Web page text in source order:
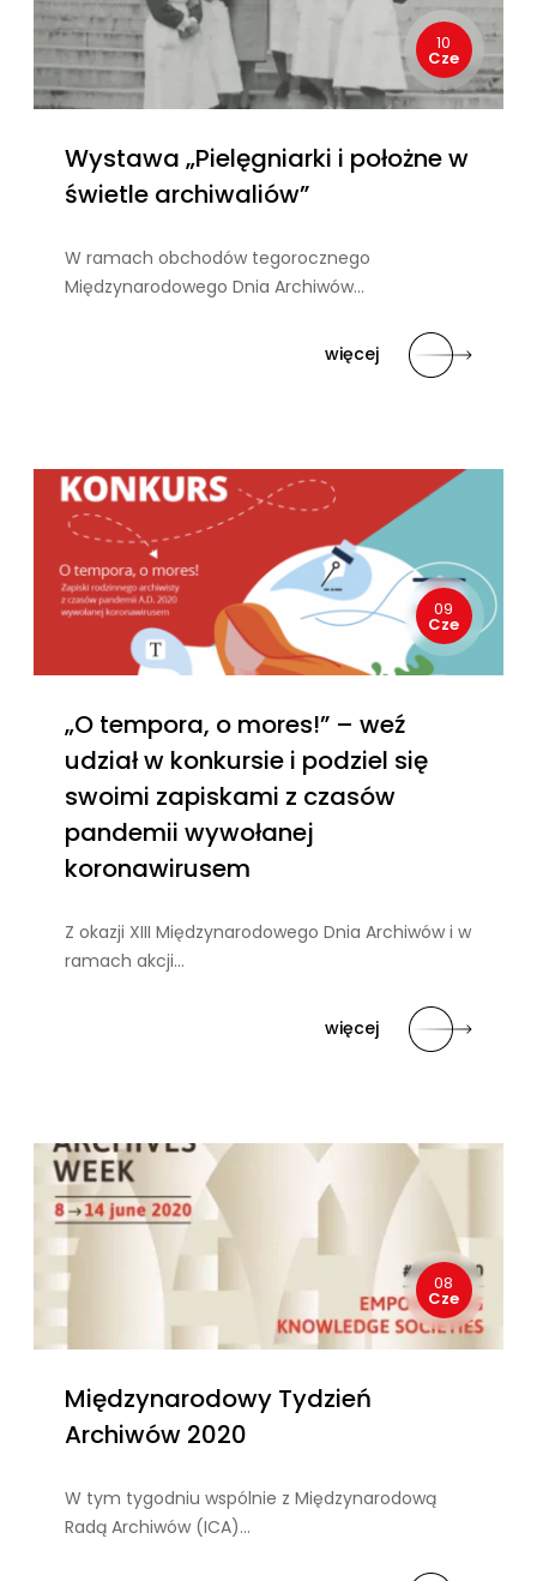
10
Cze
Wystawa „Pielęgniarki i położne w
świetle archiwaliów”
W ramach obchodów tegorocznego
Międzynarodowego Dnia Archiwów…
więcej
09
Cze
„O tempora, o mores!” – weź
udział w konkursie i podziel się
swoimi zapiskami z czasów
pandemii wywołanej
koronawirusem
Z okazji XIII Międzynarodowego Dnia Archiwów i w
ramach akcji…
więcej
08
Cze
Międzynarodowy Tydzień
Archiwów 2020
W tym tygodniu wspólnie z Międzynarodową
Radą Archiwów (ICA)…